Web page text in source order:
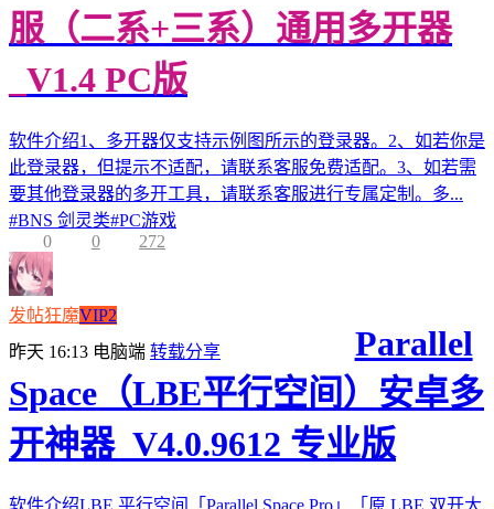
服（二系+三系）通用多开器
_V1.4 PC版
软件介绍1、多开器仅支持示例图所示的登录器。2、如若你是
此登录器，但提示不适配，请联系客服免费适配。3、如若需
要其他登录器的多开工具，请联系客服进行专属定制。多...
#BNS 剑灵类#PC游戏
0
0 272
发帖狂魔VIP2
昨天 16:13 电脑端 转载分享
Parallel
Space（LBE平行空间）安卓多
开神器_V4.0.9612 专业版
软件介绍LBE 平行空间「Parallel Space Pro」「原 LBE 双开大